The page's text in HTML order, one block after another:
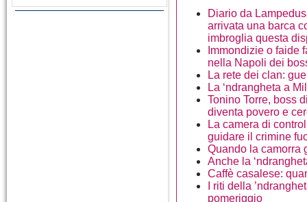
Diario da
arrivata una barca
imbroglia questa
Immondizie o faide
nella Napoli dei
La rete dei clan:
La ‘ndrangheta a
Tonino Torre, boss
diventa povero e
La camera di
guidare il crimine
Quando la camorra
Anche la
Caffè casalese:
I riti della
pomeriggio